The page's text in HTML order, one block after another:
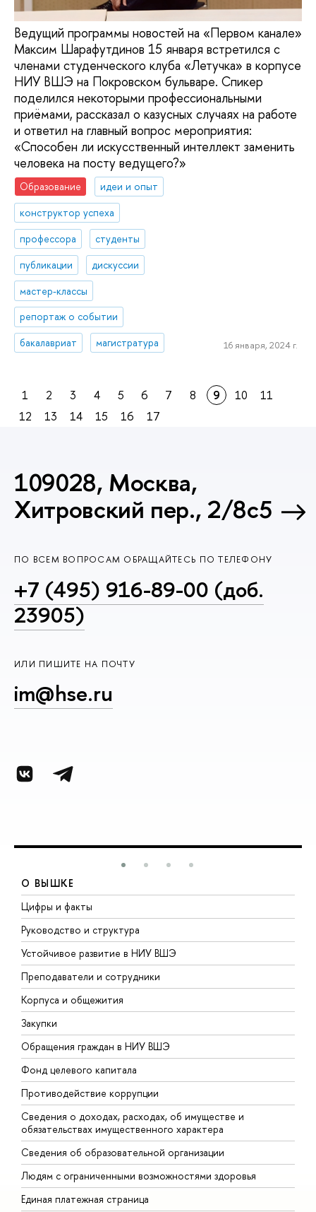
Ведущий программы новостей на «Первом канале»
Максим Шарафутдинов 15 января встретился с
членами студенческого клуба «Летучка» в корпусе
НИУ ВШЭ на Покровском бульваре. Спикер
поделился некоторыми профессиональными
приёмами, рассказал о казусных случаях на работе
и ответил на главный вопрос мероприятия:
«Способен ли искусственный интеллект заменить
человека на посту ведущего?»
Образование
идеи и опыт
конструктор успеха
профессора
студенты
публикации
дискуссии
мастер-классы
репортаж о событии
бакалавриат
магистратура 16 января, 2024 г.
1 2 3 4 5 6 7 8 9 10
11
12
13 14 15 16 17
109028, Москва,
Хитровский пер., 2/8с5
ПО ВСЕМ ВОПРОСАМ ОБРАЩАЙТЕСЬ ПО ТЕЛЕФОНУ
+7 (495) 916-89-00 (доб.
23905)
ИЛИ ПИШИТЕ НА ПОЧТУ
im@hse.ru
О ВЫШКЕ
Цифры и факты
Руководство и структура
Устойчивое развитие в НИУ ВШЭ
Преподаватели и сотрудники
Корпуса и общежития
Закупки
Обращения граждан в НИУ ВШЭ
Фонд целевого капитала
Противодействие коррупции
Сведения о доходах, расходах, об имуществе и
обязательствах имущественного характера
Сведения об образовательной организации
Людям с ограниченными возможностями здоровья
Единая платежная страница